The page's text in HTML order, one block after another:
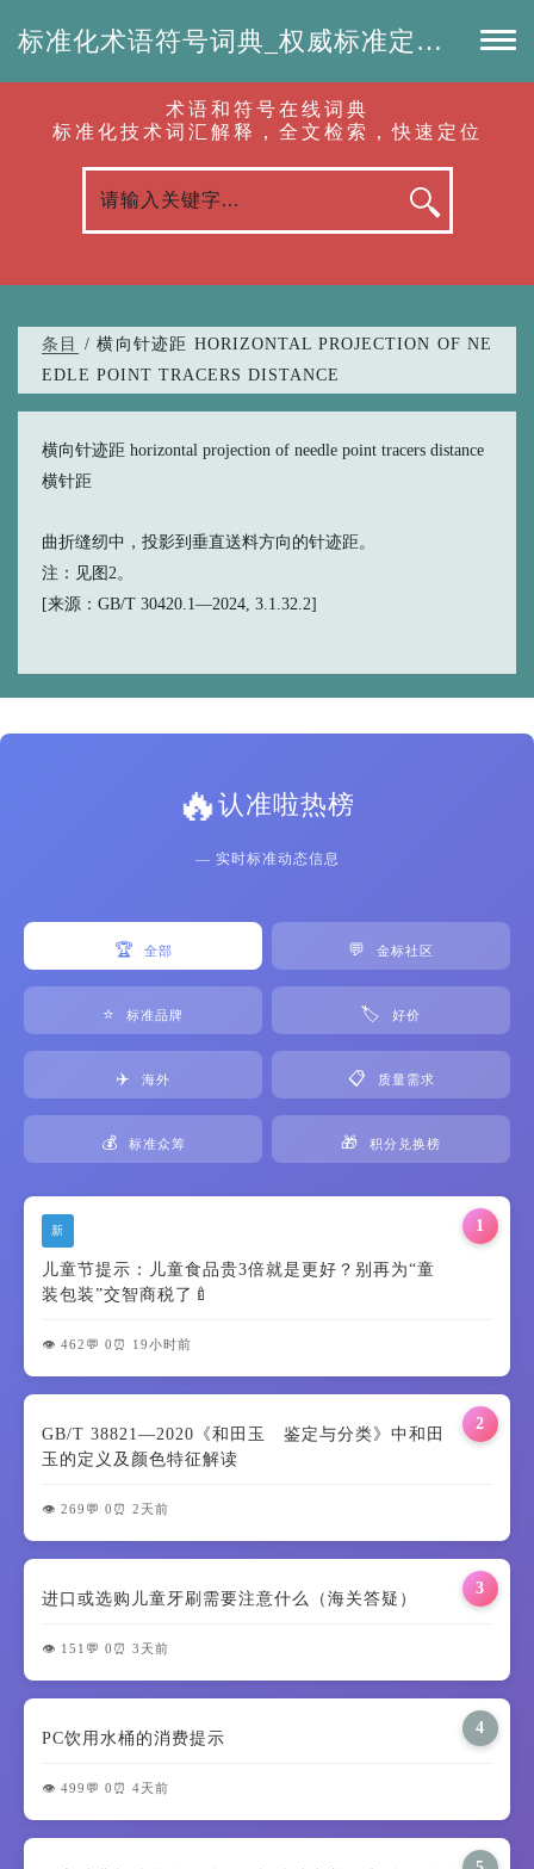
标准化术语符号词典_权威标准定义_专业词汇查询-认准啦（RenZhunLa.com）
术语和符号在线词典
标准化技术词汇解释，全文检索，快速定位
条目
/ 横向针迹距 HORIZONTAL PROJECTION OF NE
EDLE POINT TRACERS DISTANCE
横向针迹距 horizontal projection of needle point tracers distance
横针距
曲折缝纫中，投影到垂直送料方向的针迹距。
注：见图2。
[来源：GB/T 30420.1—2024, 3.1.32.2]
🔥认准啦热榜
— 实时标准动态信息
🏆 全部 💬 金标社区
⭐ 标准品牌 🏷️ 好价
✈️ 海外 📋 质量需求
💰 标准众筹 🎁 积分兑换榜
1
新
儿童节提示：儿童食品贵3倍就是更好？别再为“童
装包装”交智商税了🍼
👁️ 462 💬 0 ⏰ 19小时前
2
GB/T 38821—2020《和田玉 鉴定与分类》中和田
玉的定义及颜色特征解读
👁️ 269 💬 0 ⏰ 2天前
3
进口或选购儿童牙刷需要注意什么（海关答疑）
👁️ 151 💬 0 ⏰ 3天前
4
PC饮用水桶的消费提示
👁️ 499 💬 0 ⏰ 4天前